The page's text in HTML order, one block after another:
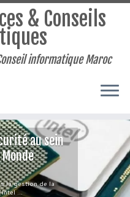
& Conseils
informatique Maroc
au sein
la gestion de la
...